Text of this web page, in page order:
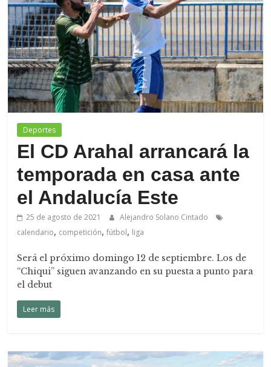
Arahal
Deportes
El CD Arahal arrancará la
temporada en casa ante
el Andalucía Este
25 de agosto de 2021
Alejandro Solano Cintado
calendario, competición,fútbol, liga
Será el próximo domingo 12 de septiembre. Los de
“Chiqui” siguen avanzando en su puesta a punto para
el debut
Leer más